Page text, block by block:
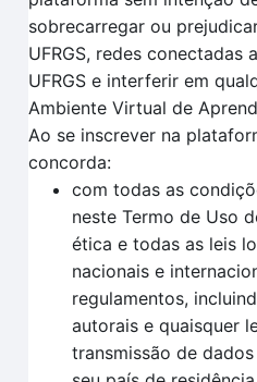
sobrecarregar ou
UFRGS, redes conectadas
UFRGS e interferir em
Ambiente Virtual de
Ao se inscrever na
concorda:
com todas as
neste Termo de Uso
ética e todas as leis
nacionais e
regulamentos,
autorais e quaisquer
transmissão de